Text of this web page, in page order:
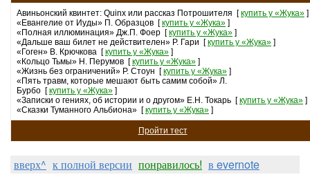
Авиньонский квинтет: Quinx или рассказ Потрошителя [купить у «Жука» ]
«Евангелие от Иуды» П. Образцов [купить у «Жука» ]
«Полная иллюминация» Дж.П. Фоер [купить у «Жука» ]
«Дальше ваш билет не действителен» Р. Гари [купить у «Жука» ]
«Гоген» В. Крючкова [купить у «Жука» ]
«Кольцо Тьмы» Н. Перумов [купить у «Жука» ]
«Жизнь без ограничений» Р. Стоун [купить у «Жука» ]
«Пять травм, которые мешают быть самим собой» Л.
Бурбо [купить у «Жука» ]
«Записки о гениях, об истории и о другом» Е.Н. Токарь [купить у «Жука» ]
«Сказки Туманного Альбиона» [купить у «Жука» ]
Пройти тест
вверх^ к полной версии понравилось! в evernote